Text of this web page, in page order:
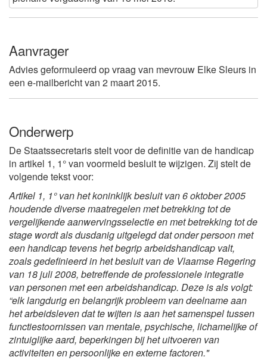
Aanvrager
Advies geformuleerd op vraag van mevrouw Elke Sleurs in
een e-mailbericht van 2 maart 2015.
Onderwerp
De Staatssecretaris stelt voor de definitie van de handicap
in artikel 1, 1° van voormeld besluit te wijzigen. Zij stelt de
volgende tekst voor:
Artikel 1, 1° van het koninklijk besluit van 6 oktober 2005
houdende diverse maatregelen met betrekking tot de
vergelijkende aanwervingsselectie en met betrekking tot de
stage wordt als dusdanig uitgelegd dat onder persoon met
een handicap tevens het begrip arbeidshandicap valt,
zoals gedefinieerd in het besluit van de Vlaamse Regering
van 18 juli 2008, betreffende de professionele integratie
van personen met een arbeidshandicap. Deze is als volgt:
“elk langdurig en belangrijk probleem van deelname aan
het arbeidsleven dat te wijten is aan het samenspel tussen
functiestoornissen van mentale, psychische, lichamelijke of
zintuiglijke aard, beperkingen bij het uitvoeren van
activiteiten en persoonlijke en externe factoren."